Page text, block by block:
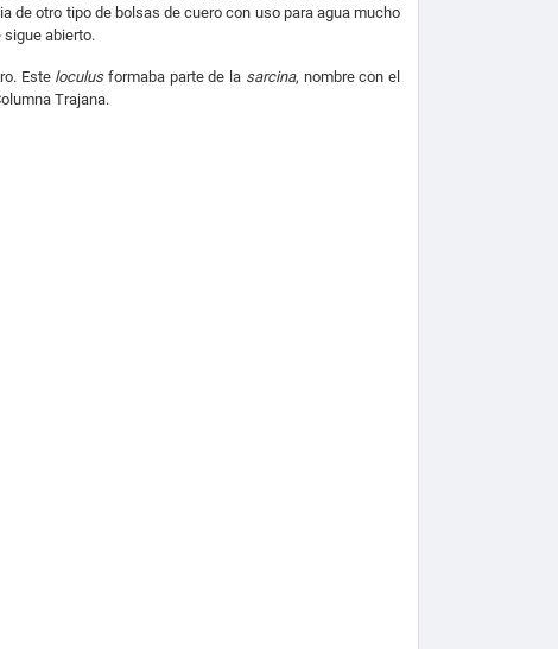
de otro tipo de bolsas de cuero con uso para agua mucho
abierto.
Este loculusformaba parte de la sarcina, nombre con el
Trajana.